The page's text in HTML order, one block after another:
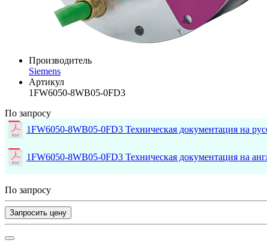
Производитель
Siemens
Артикул
1FW6050-8WB05-0FD3
По запросу
1FW6050-8WB05-0FD3 Техническая документация на
1FW6050-8WB05-0FD3 Техническая документация на
По запросу
Запросить цену